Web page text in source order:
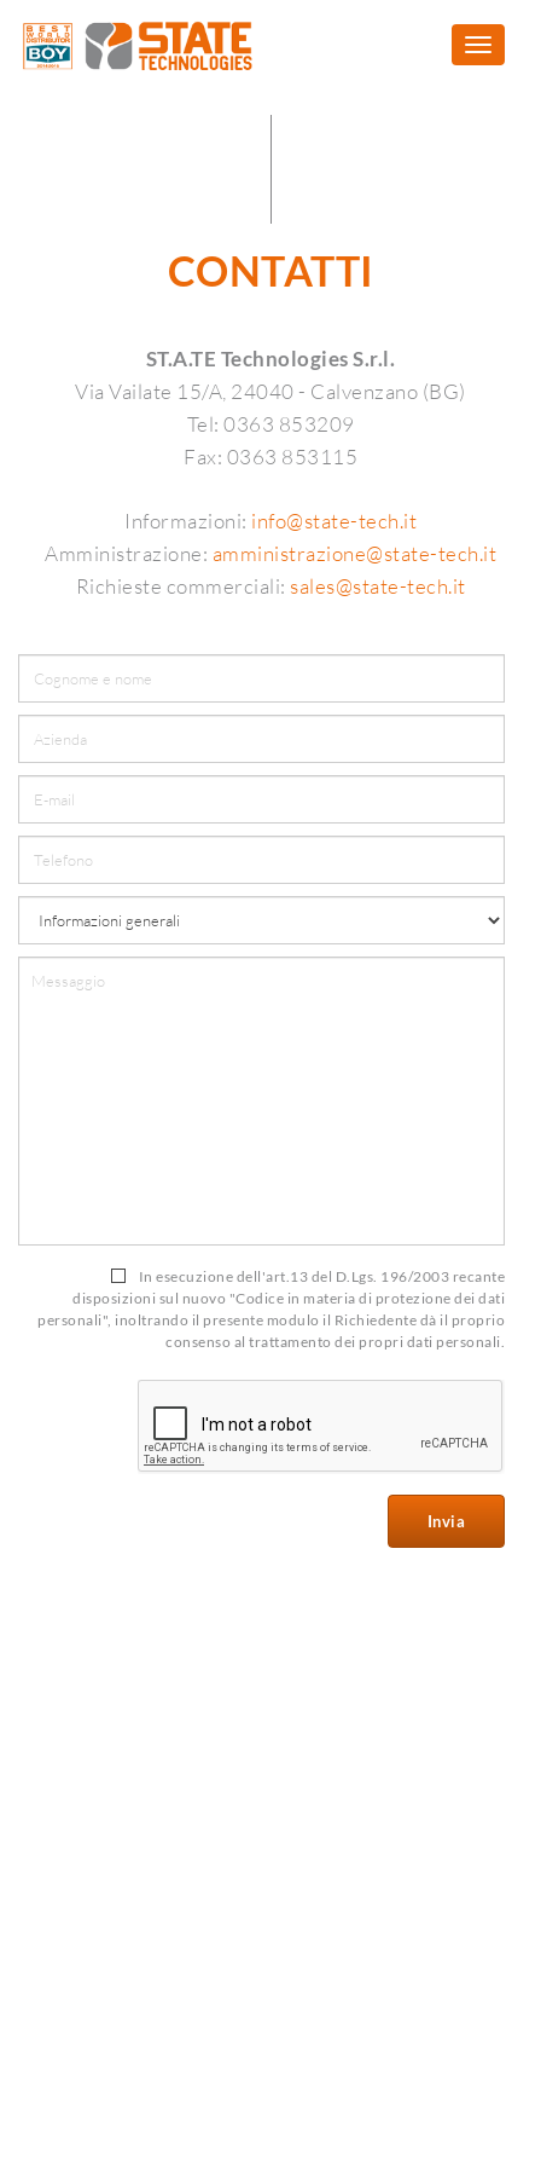
CONTATTI
ST.A.TE Technologies S.r.l.
Via Vailate 15/A, 24040 - Calvenzano (BG)
Tel: 0363 853209
Fax: 0363 853115
Informazioni: info@state-tech.it
Amministrazione: amministrazione@state-tech.it
Richieste commerciali: sales@state-tech.it
In esecuzione dell'art.13 del D.Lgs. 196/2003 recante
disposizioni sul nuovo "Codice in materia di protezione dei dati
personali", inoltrando il presente modulo il Richiedente dà il proprio
consenso al trattamento dei propri dati personali.
Invia